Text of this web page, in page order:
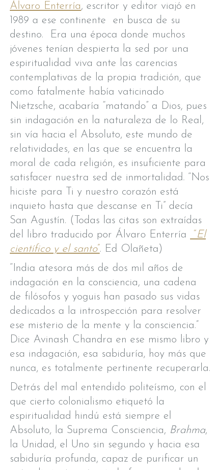
Álvaro Enterría, escritor y editor viajó en
1989 a ese continente en busca de su
destino. Era una época donde muchos
jóvenes tenían despierta la sed por una
espiritualidad viva ante las carencias
contemplativas de la propia tradición, que
como fatalmente había vaticinado
Nietzsche, acabaría “matando” a Dios, pues
sin indagación en la naturaleza de lo Real,
sin vía hacia el Absoluto, este mundo de
relatividades, en las que se encuentra la
moral de cada religión, es insuficiente para
satisfacer nuestra sed de inmortalidad. “Nos
hiciste para Ti y nuestro corazón está
inquieto hasta que descanse en Ti” decía
San Agustín. (Todas las citas son extraídas
del libro traducido por Álvaro Enterría
“El
científico y el santo”. Ed Olañeta)
“India atesora más de dos mil años de
indagación en la consciencia, una cadena
de filósofos y yoguis han pasado sus vidas
dedicados a la introspección para resolver
ese misterio de la mente y la consciencia.”
Dice Avinash Chandra en ese mismo libro y
esa indagación, esa sabiduría, hoy más que
nunca, es totalmente pertinente recuperarla.
Detrás del mal entendido politeísmo, con el
que cierto colonialismo etiquetó la
espiritualidad hindú está siempre el
Absoluto, la Suprema Consciencia, Brahma,
la Unidad, el Uno sin segundo y hacia esa
sabiduría profunda, capaz de purificar un